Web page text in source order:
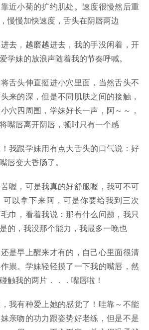
近小菊的扩约肌处。速度很慢然后重
慢慢加快速度，舌头在阴唇两边
去，越磨越进去，我的手没闲着，开
学妹的放浪声随着我的节奏呼喊。
舌头伸直挺进小穴里面，当然舌头不
来的深，但是不同肌肤之间的接触，
穴四周围，学妹好长一声，阿～～，
嘴唇离开阴唇，顿时只有一个感
我跟学妹用有点大舌头的口气说：好
唇变大香肠了。
喔，可是我真的好舒服喔，我可不可
可以拿下来阿，可是你要给我到三次
巾，看着我说：那有什么问题，我只
的，我没那个能力，我最多一晚也
是早上醒来才有的，自己心里面很清
祟。学妹轻轻摸了一下我的嘴唇，然
触我的两片．．．嘴唇啦！
我有种爱上她的感觉了！哇靠～不能
亲吻的功力跟姿势好老练，但是不是